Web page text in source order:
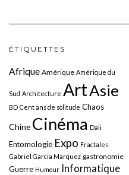
ÉTIQUETTES
Afrique Amérique Amérique du
Sud Architecture ArtAsie
BD Cent ans de solitude Chaos
Chine Cinéma Dali
Entomologie Expo Fractales
Gabriel Garcia Marquez gastronomie
Guerre Humour Informatique